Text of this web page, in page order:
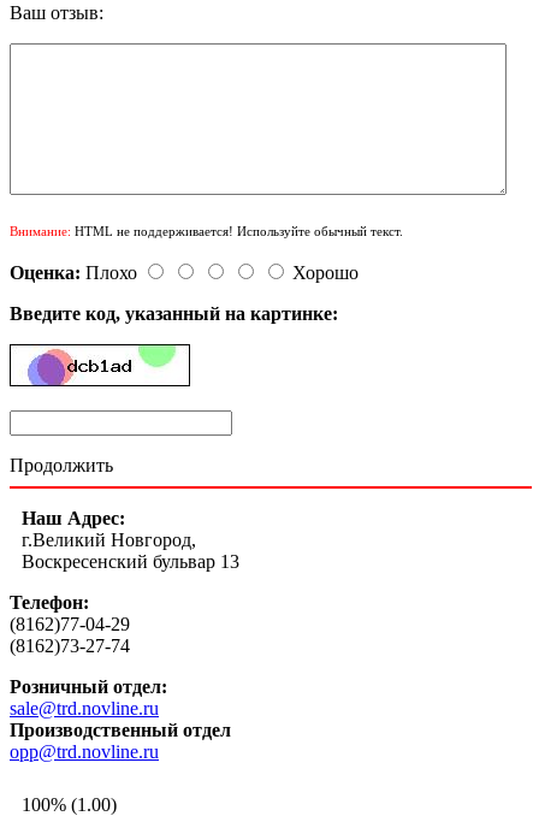
Ваш отзыв:
Внимание: HTML не поддерживается! Используйте обычный текст.
Оценка: Плохо
Хорошо
Введите код, указанный на картинке:
Продолжить
Наш Адрес:
г.Великий Новгород,
Воскресенский бульвар 13
Телефон:
(8162)77-04-29
(8162)73-27-74
Розничный отдел:
sale@trd.novline.ru
Производственный отдел
opp@trd.novline.ru
100% (1.00)